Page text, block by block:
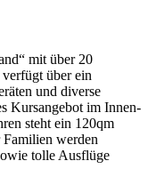
mit über 20
über ein
und diverse
Kursangebot im Innen-
steht ein 120qm
werden
tolle Ausflüge